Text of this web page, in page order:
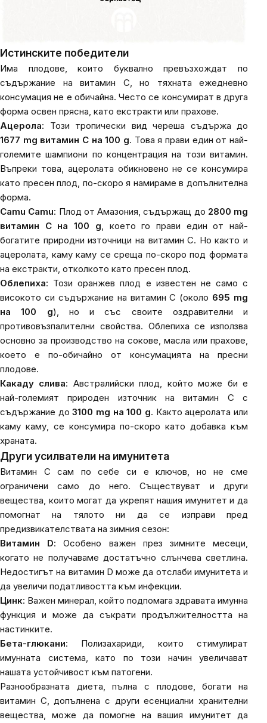
Истинските победители
Има плодове, които буквално превъзхождат по
съдържание на витамин C, но тяхната ежедневно
консумация не е обичайна. Често се консумират в друга
форма освен прясна, като екстракти или прахове.
Ацерола: Този тропически вид череша съдържа до
1677 mg витамин C на 100 g. Това я прави един от най-
големите шампиони по концентрация на този витамин.
Въпреки това, ацеролата обикновено не се консумира
като пресен плод, по-скоро я намираме в допълнителна
форма.
Camu Camu: Плод от Амазония, съдържащ до 2800 mg
витамин C на 100 g, което го прави един от най-
богатите природни източници на витамин C. Но както и
ацеролата, каму каму се среща по-скоро под формата
на екстракти, отколкото като пресен плод.
Облепиха: Този оранжев плод е известен не само с
високото си съдържание на витамин C (около 695 mg
на 100 g), но и със своите оздравителни и
противовъзпалителни свойства. Облепиха се използва
основно за производство на сокове, масла или прахове,
което е по-обичайно от консумацията на пресни
плодове.
Какаду слива: Австралийски плод, който може би е
най-големият природен източник на витамин C с
съдържание до3100 mg на 100 g. Както ацеролата или
каму каму, се консумира по-скоро като добавка към
храната.
Други усилватели на имунитета
Витамин C сам по себе си е ключов, но не сме
ограничени само до него. Съществуват и други
вещества, които могат да укрепят нашия имунитет и да
помогнат на тялото ни да се изправи пред
предизвикателствата на зимния сезон:
Витамин D: Особено важен през зимните месеци,
когато не получаваме достатъчно слънчева светлина.
Недостигът на витамин D може да отслаби имунитета и
да увеличи податливостта към инфекции.
Цинк: Важен минерал, който подпомага здравата имунна
функция и може да съкрати продължителността на
настинките.
Бета-глюкани: Полизахариди, които стимулират
имунната система, като по този начин увеличават
нашата устойчивост към патогени.
Разнообразната диета, пълна с плодове, богати на
витамин C, допълнена с други есенциални хранителни
вещества, може да помогне на вашия имунитет да